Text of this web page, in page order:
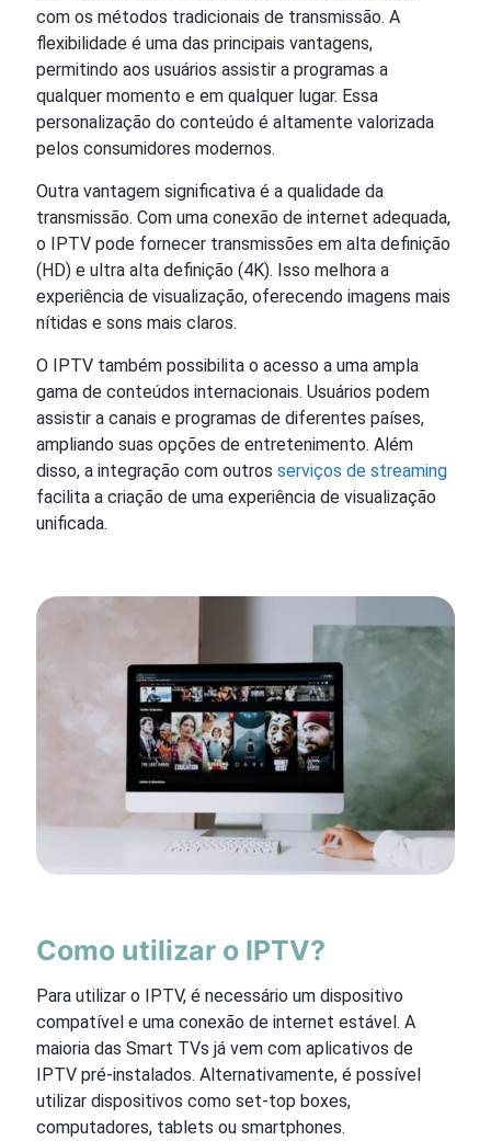
com os métodos tradicionais de transmissão. A
flexibilidade é uma das principais vantagens,
permitindo aos usuários assistir a programas a
qualquer momento e em qualquer lugar. Essa
personalização do conteúdo é altamente valorizada
pelos consumidores modernos.
Outra vantagem significativa é a qualidade da
transmissão. Com uma conexão de internet adequada,
o IPTV pode fornecer transmissões em alta definição
(HD) e ultra alta definição (4K). Isso melhora a
experiência de visualização, oferecendo imagens mais
nítidas e sons mais claros.
O IPTV também possibilita o acesso a uma ampla
gama de conteúdos internacionais. Usuários podem
assistir a canais e programas de diferentes países,
ampliando suas opções de entretenimento. Além
disso, a integração com outros serviços de streaming
facilita a criação de uma experiência de visualização
unificada.
Como utilizar o IPTV?
Para utilizar o IPTV, é necessário um dispositivo
compatível e uma conexão de internet estável. A
maioria das Smart TVs já vem com aplicativos de
IPTV pré-instalados. Alternativamente, é possível
utilizar dispositivos como set-top boxes,
computadores, tablets ou smartphones.